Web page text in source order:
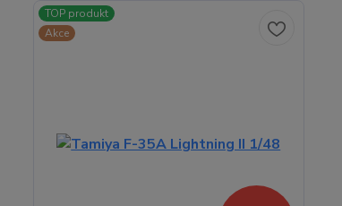
TOP produkt
Akce